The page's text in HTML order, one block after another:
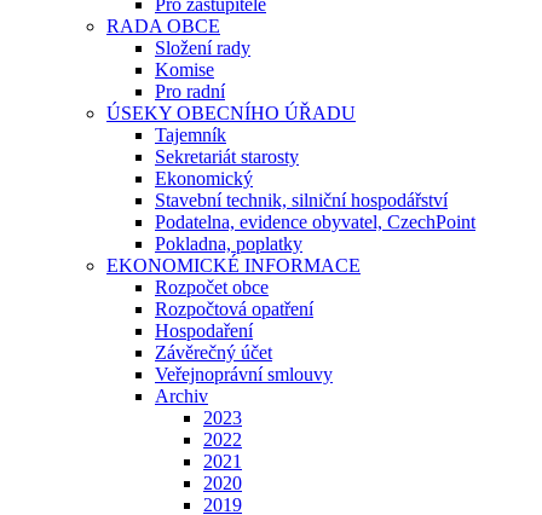
Pro zastupitele
RADA OBCE
Složení rady
Komise
Pro radní
ÚSEKY OBECNÍHO ÚŘADU
Tajemník
Sekretariát starosty
Ekonomický
Stavební technik, silniční hospodářství
Podatelna, evidence obyvatel, CzechPoint
Pokladna, poplatky
EKONOMICKÉ INFORMACE
Rozpočet obce
Rozpočtová opatření
Hospodaření
Závěrečný účet
Veřejnoprávní smlouvy
Archiv
2023
2022
2021
2020
2019